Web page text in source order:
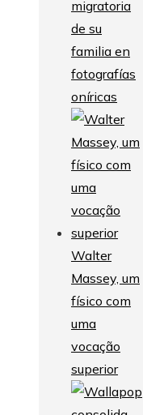
migratoria
de su
familia en
fotografías
oníricas
Walter
Massey, um
físico com
uma
vocação
superior